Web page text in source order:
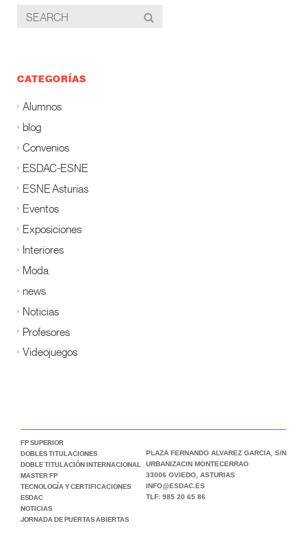
CATEGORÍAS
Alumnos
blog
Convenios
ESDAC-ESNE
ESNE Asturias
Eventos
Exposiciones
Interiores
Moda
news
Noticias
Profesores
Videojuegos
FP SUPERIOR
DOBLES TITULACIONES
DOBLE TITULACIÓN INTERNACIONAL
MASTER FP
TECNOLOGÍA Y CERTIFICACIONES
ESDAC
NOTICIAS
JORNADA DE PUERTAS ABIERTAS
PLAZA FERNANDO ALVAREZ GARCIA, S/N
URBANIZACIN MONTECERRAO
33006 OVIEDO, ASTURIAS
INFO@ESDAC.ES
TLF: 985 20 65 86